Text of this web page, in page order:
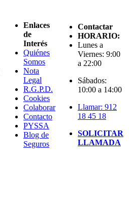
Enlaces
de
Interés
Quiénes
Somos
Nota
Legal
R.G.P.D.
Cookies
Colaborar
Contacto
PYSSA
Blog de
Seguros
Contactar
HORARIO:
Lunes a
Viernes: 9:00
a 22:00
Sábados:
10:00 a 14:00
Llamar: 912
18 45 18
SOLICITAR
LLAMADA